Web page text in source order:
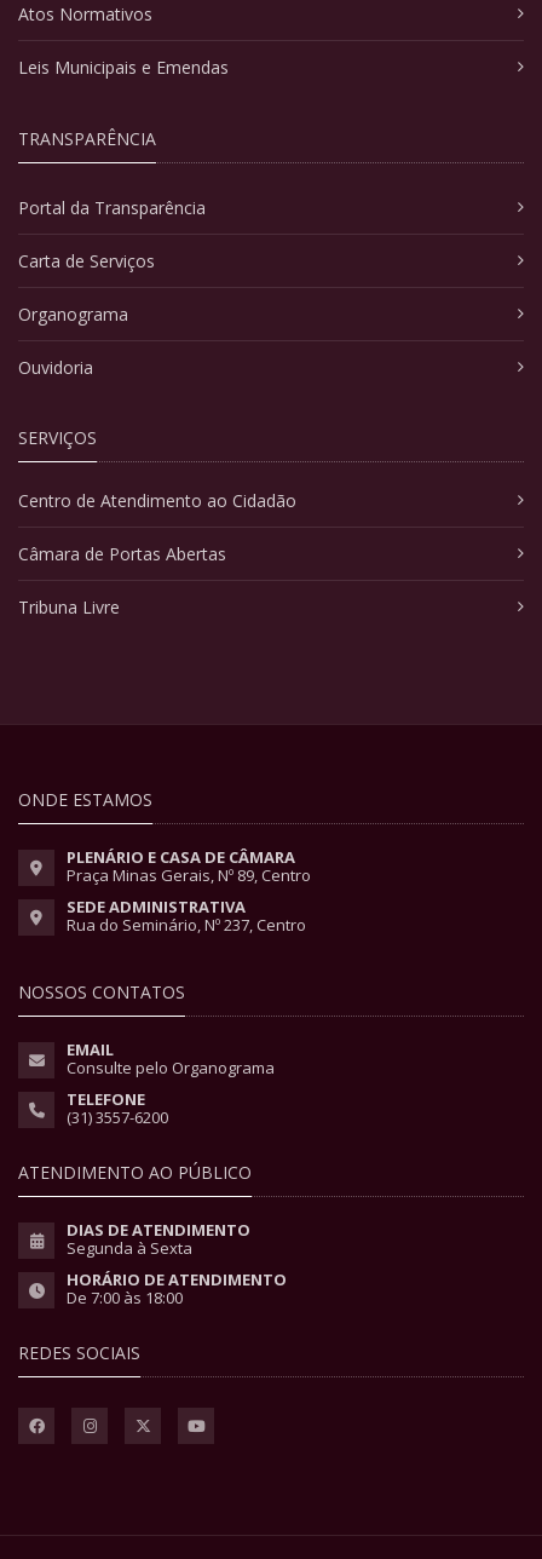
Atos Normativos
Leis Municipais e Emendas
TRANSPARÊNCIA
Portal da Transparência
Carta de Serviços
Organograma
Ouvidoria
SERVIÇOS
Centro de Atendimento ao Cidadão
Câmara de Portas Abertas
Tribuna Livre
ONDE ESTAMOS
PLENÁRIO E CASA DE CÂMARA
Praça Minas Gerais, Nº 89, Centro
SEDE ADMINISTRATIVA
Rua do Seminário, Nº 237, Centro
NOSSOS CONTATOS
EMAIL
Consulte pelo Organograma
TELEFONE
(31) 3557-6200
ATENDIMENTO AO PÚBLICO
DIAS DE ATENDIMENTO
Segunda à Sexta
HORÁRIO DE ATENDIMENTO
De 7:00 às 18:00
REDES SOCIAIS